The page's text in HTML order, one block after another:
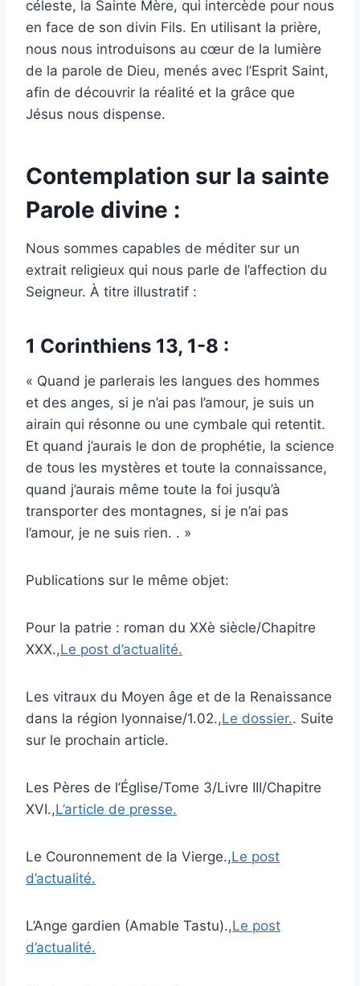
céleste, la Sainte Mère, qui intercède pour nous
en face de son divin Fils. En utilisant la prière,
nous nous introduisons au cœur de la lumière
de la parole de Dieu, menés avec l’Esprit Saint,
afin de découvrir la réalité et la grâce que
Jésus nous dispense.
Contemplation sur la sainte
Parole divine :
Nous sommes capables de méditer sur un
extrait religieux qui nous parle de l’affection du
Seigneur. À titre illustratif :
1 Corinthiens 13, 1-8 :
« Quand je parlerais les langues des hommes
et des anges, si je n’ai pas l’amour, je suis un
airain qui résonne ou une cymbale qui retentit.
Et quand j’aurais le don de prophétie, la science
de tous les mystères et toute la connaissance,
quand j’aurais même toute la foi jusqu’à
transporter des montagnes, si je n’ai pas
l’amour, je ne suis rien. . »
Publications sur le même objet:
Pour la patrie : roman du XXè siècle/Chapitre
XXX.,Le post d’actualité.
Les vitraux du Moyen âge et de la Renaissance
dans la région lyonnaise/1.02.,Le dossier.. Suite
sur le prochain article.
Les Pères de l’Église/Tome 3/Livre III/Chapitre
XVI.,L’article de presse.
Le Couronnement de la Vierge.,Le post
d’actualité.
L’Ange gardien (Amable Tastu).,Le post
d’actualité.